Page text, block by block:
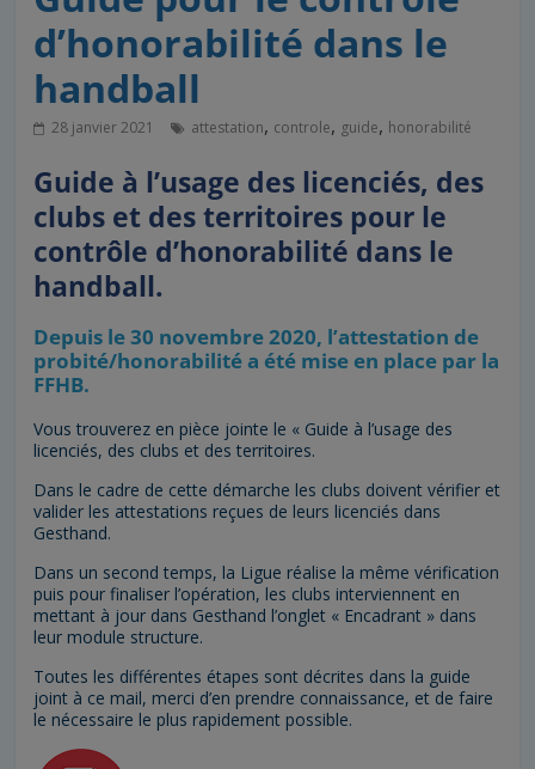
d’honorabilité dans le
handball
28 janvier 2021 attestation, controle, guide, honorabilité
Guide à l’usage des licenciés, des
clubs et des territoires pour le
contrôle d’honorabilité dans le
handball.
Depuis le 30 novembre 2020, l’attestation de
probité/honorabilité a été mise en place par la
FFHB.
Vous trouverez en pièce jointe le « Guide à l’usage des
licenciés, des clubs et des territoires.
Dans le cadre de cette démarche les clubs doivent vérifier et
valider les attestations reçues de leurs licenciés dans
Gesthand.
Dans un second temps, la Ligue réalise la même vérification
puis pour finaliser l’opération, les clubs interviennent en
mettant à jour dans Gesthand l’onglet « Encadrant » dans
leur module structure.
Toutes les différentes étapes sont décrites dans la guide
joint à ce mail, merci d’en prendre connaissance, et de faire
le nécessaire le plus rapidement possible.